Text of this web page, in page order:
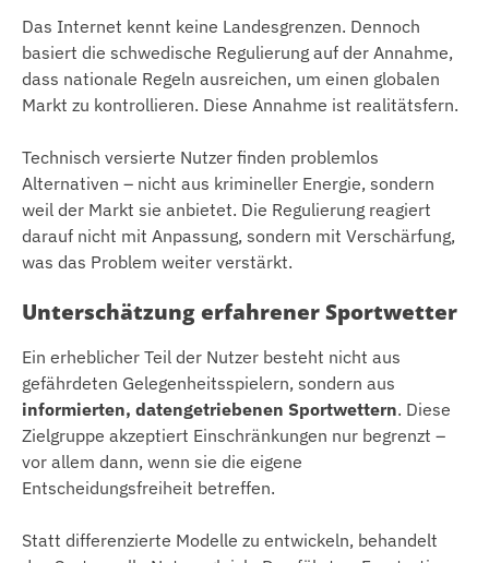
Das Internet kennt keine Landesgrenzen. Dennoch
basiert die schwedische Regulierung auf der Annahme,
dass nationale Regeln ausreichen, um einen globalen
Markt zu kontrollieren. Diese Annahme ist realitätsfern.
Technisch versierte Nutzer finden problemlos
Alternativen – nicht aus krimineller Energie, sondern
weil der Markt sie anbietet. Die Regulierung reagiert
darauf nicht mit Anpassung, sondern mit Verschärfung,
was das Problem weiter verstärkt.
Unterschätzung erfahrener Sportwetter
Ein erheblicher Teil der Nutzer besteht nicht aus
gefährdeten Gelegenheitsspielern, sondern aus
informierten, datengetriebenen Sportwettern. Diese
Zielgruppe akzeptiert Einschränkungen nur begrenzt –
vor allem dann, wenn sie die eigene
Entscheidungsfreiheit betreffen.
Statt differenzierte Modelle zu entwickeln, behandelt